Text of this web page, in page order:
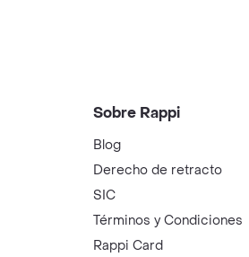
Sobre Rappi
Blog
Derecho de retracto
SIC
Términos y Condiciones
Rappi Card